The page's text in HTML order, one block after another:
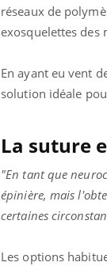
réseaux de
exosquelettes des
En ayant eu vent
solution idéale
La suture
"En tant que
épinière, mais
certaines
Les options